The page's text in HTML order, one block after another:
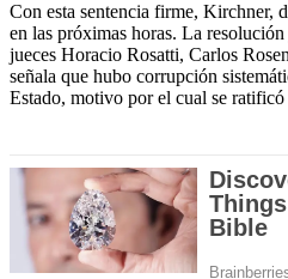
Con esta sentencia firme, Kirchner,
en las próximas horas. La
jueces Horacio Rosatti, Carlos
señala que hubo corrupción
Estado, motivo por el cual se